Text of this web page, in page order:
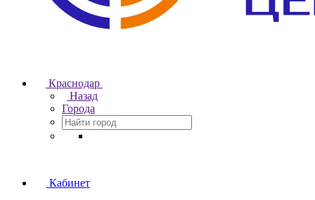
Краснодар
Назад
Города
Кабинет